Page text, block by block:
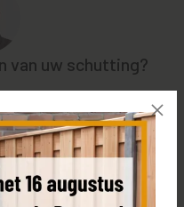
van uw schutting?